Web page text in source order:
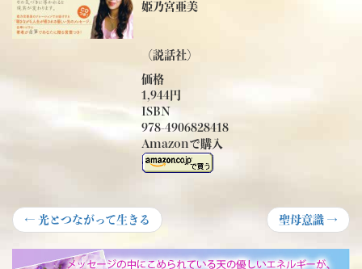
姫乃宮亜美
（説話社）
価格
1,944円
ISBN
978-4906828418
Amazonで購入
投
稿
← Previous
post:
光とつながって生きる
Next
post:
聖母意識 →